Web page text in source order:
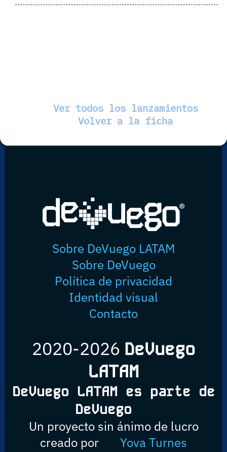
Ver todos los lanzamientos
Volver a la ficha
Sobre DeVuego LATAM
Sobre DeVuego
Política de privacidad
Identidad visual
Contacto
2020-2026 DeVuego
LATAM
DeVuego LATAM es parte de
DeVuego
Un proyecto sin ánimo de lucro
creado por
Yova Turnes